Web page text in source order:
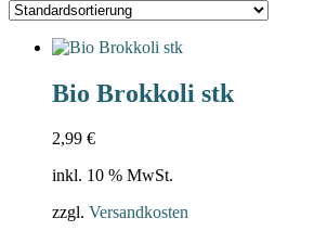
Bio Brokkoli stk
2,99 €
inkl. 10 % MwSt.
zzgl. Versandkosten